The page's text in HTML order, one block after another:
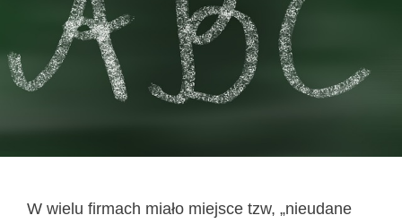
W wielu firmach miało miejsce tzw, „nieudane